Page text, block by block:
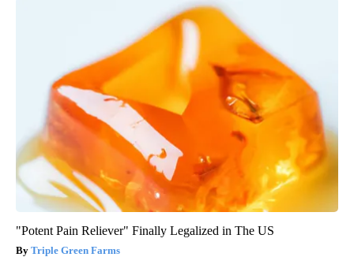
"Potent Pain Reliever" Finally Legalized in The US
Triple Green Farms